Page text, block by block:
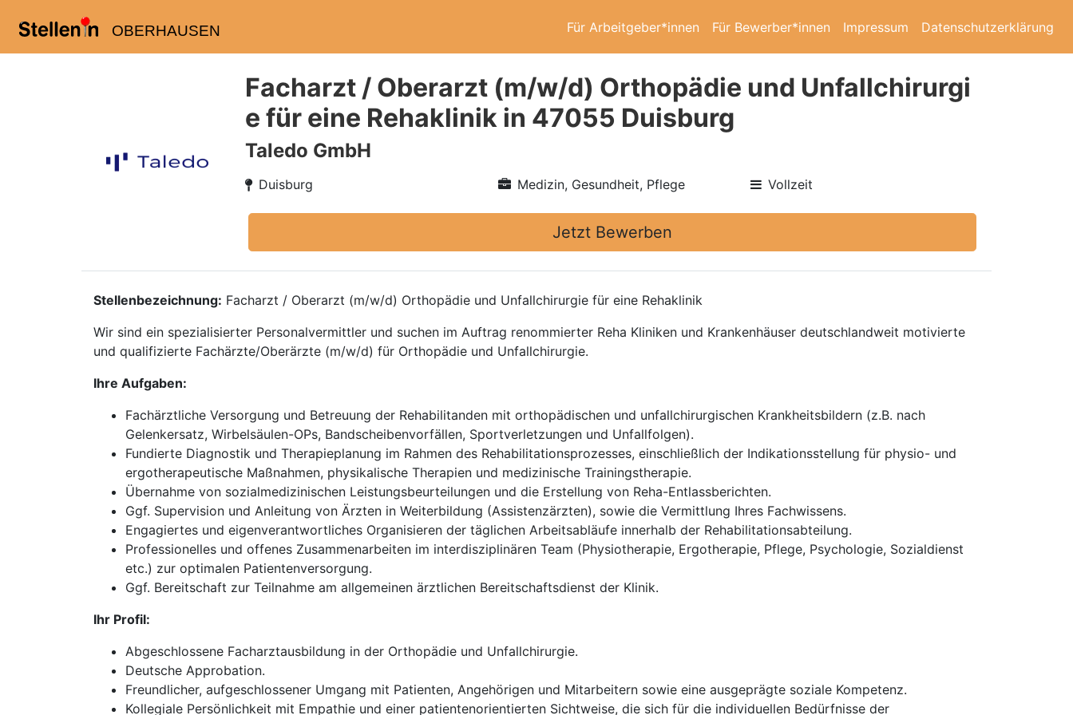
OBERHAUSEN Für Arbeitgeber*innen Für Bewerber*innen Impressum Datenschutzerklärung
Facharzt / Oberarzt (m/w/d) Orthopädie und Unfallchirurgi
e für eine Rehaklinik in 47055 Duisburg
Taledo GmbH
Duisburg Medizin, Gesundheit, Pflege Vollzeit
Jetzt Bewerben
Stellenbezeichnung: Facharzt / Oberarzt (m/w/d) Orthopädie und Unfallchirurgie für eine Rehaklinik
Wir sind ein spezialisierter Personalvermittler und suchen im Auftrag renommierter Reha Kliniken und Krankenhäuser deutschlandweit motivierte
und qualifizierte Fachärzte/Oberärzte (m/w/d) für Orthopädie und Unfallchirurgie.
Ihre Aufgaben:
Fachärztliche Versorgung und Betreuung der Rehabilitanden mit orthopädischen und unfallchirurgischen Krankheitsbildern (z.B. nach
Gelenkersatz, Wirbelsäulen-OPs, Bandscheibenvorfällen, Sportverletzungen und Unfallfolgen).
Fundierte Diagnostik und Therapieplanung im Rahmen des Rehabilitationsprozesses, einschließlich der Indikationsstellung für physio- und
ergotherapeutische Maßnahmen, physikalische Therapien und medizinische Trainingstherapie.
Übernahme von sozialmedizinischen Leistungsbeurteilungen und die Erstellung von Reha-Entlassberichten.
Ggf. Supervision und Anleitung von Ärzten in Weiterbildung (Assistenzärzten), sowie die Vermittlung Ihres Fachwissens.
Engagiertes und eigenverantwortliches Organisieren der täglichen Arbeitsabläufe innerhalb der Rehabilitationsabteilung.
Professionelles und offenes Zusammenarbeiten im interdisziplinären Team (Physiotherapie, Ergotherapie, Pflege, Psychologie, Sozialdienst
etc.) zur optimalen Patientenversorgung.
Ggf. Bereitschaft zur Teilnahme am allgemeinen ärztlichen Bereitschaftsdienst der Klinik.
Ihr Profil:
Abgeschlossene Facharztausbildung in der Orthopädie und Unfallchirurgie.
Deutsche Approbation.
Freundlicher, aufgeschlossener Umgang mit Patienten, Angehörigen und Mitarbeitern sowie eine ausgeprägte soziale Kompetenz.
Kollegiale Persönlichkeit mit Empathie und einer patientenorientierten Sichtweise, die sich für die individuellen Bedürfnisse der